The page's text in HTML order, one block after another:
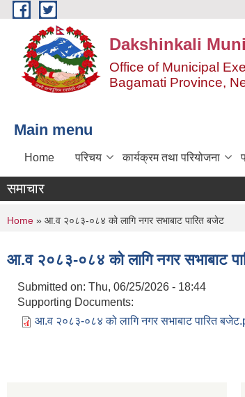
Skip to main content
Dakshinkali
Office of Municipal
Bagamati Province,
Main menu
Home परिचय कार्यक्रम तथा परियोजना
समाचार
You are here
Home » आ.व २०८३-०८४ को लागि नगर सभाबाट पारित बजेट
आ.व २०८३-०८४ को लागि नगर सभाबाट
Submitted on: Thu, 06/25/2026 - 18:44
Supporting Documents:
आ.व २०८३-०८४ को लागि नगर सभाबाट पारित